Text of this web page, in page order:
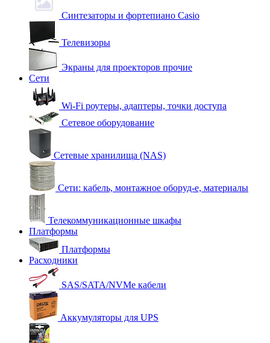
Синтезаторы и фортепиано Casio
Телевизоры
Экраны для проекторов прочие
Сети
Wi-Fi роутеры, адаптеры, точки доступа
Сетевое оборудование
Сетевые хранилища (NAS)
Сети: кабель, монтажное оборуд-е, материалы
Телекоммуникационные шкафы
Платформы
Платформы
Расходники
SAS/SATA/NVMe кабели
Аккумуляторы для UPS